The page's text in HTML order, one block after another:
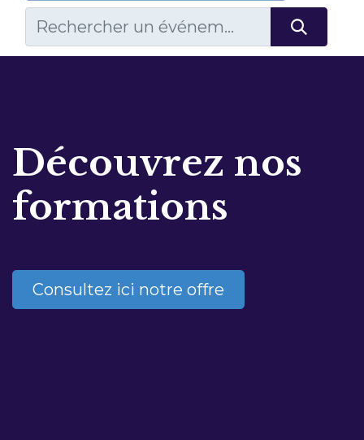
Découvrez nos
formations
Consultez ici notre offre